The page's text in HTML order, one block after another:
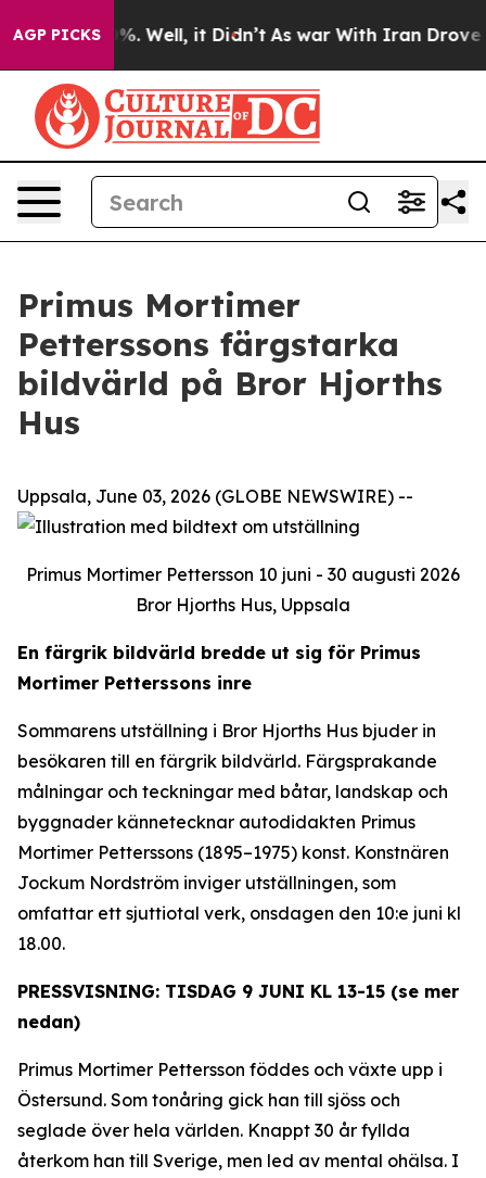
AGP PICKS40%. Well, it Didn’t As war With Iran Drove oil
Primus Mortimer
Petterssons färgstarka
bildvärld på Bror Hjorths
Hus
Uppsala, June 03, 2026 (GLOBE NEWSWIRE) --
Primus Mortimer Pettersson 10 juni - 30 augusti 2026
Bror Hjorths Hus, Uppsala
En färgrik bildvärld bredde ut sig för Primus
Mortimer Petterssons inre
Sommarens utställning i Bror Hjorths Hus bjuder in
besökaren till en färgrik bildvärld. Färgsprakande
målningar och teckningar med båtar, landskap och
byggnader kännetecknar autodidakten Primus
Mortimer Petterssons (1895–1975) konst. Konstnären
Jockum Nordström inviger utställningen, som
omfattar ett sjuttiotal verk, onsdagen den 10:e juni kl
18.00.
PRESSVISNING: TISDAG 9 JUNI KL 13-15 (se mer
nedan)
Primus Mortimer Pettersson föddes och växte upp i
Östersund. Som tonåring gick han till sjöss och
seglade över hela världen. Knappt 30 år fyllda
återkom han till Sverige, men led av mental ohälsa. I